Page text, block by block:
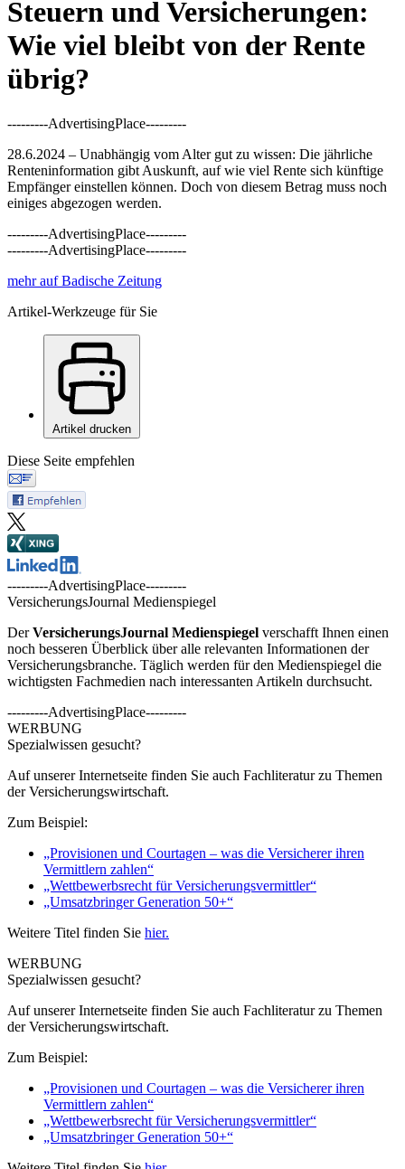
Steuern und Versicherungen:
Wie viel bleibt von der Rente
übrig?
---------AdvertisingPlace---------
28.6.2024 – Unabhängig vom Alter gut zu wissen: Die jährliche
Renteninformation gibt Auskunft, auf wie viel Rente sich künftige
Empfänger einstellen können. Doch von diesem Betrag muss noch
einiges abgezogen werden.
---------AdvertisingPlace---------
---------AdvertisingPlace---------
mehr auf Badische Zeitung
Artikel-Werkzeuge für Sie
Artikel drucken
Diese Seite empfehlen
---------AdvertisingPlace---------
VersicherungsJournal Medienspiegel
DerVersicherungsJournal Medienspiegel verschafft Ihnen einen
noch besseren Überblick über alle relevanten Informationen der
Versicherungsbranche. Täglich werden für den Medienspiegel die
wichtigsten Fachmedien nach interessanten Artikeln durchsucht.
---------AdvertisingPlace---------
WERBUNG
Spezialwissen gesucht?
Auf unserer Internetseite finden Sie auch Fachliteratur zu Themen
der Versicherungswirtschaft.
Zum Beispiel:
„Provisionen und Courtagen – was die Versicherer ihren
Vermittlern zahlen“
„Wettbewerbsrecht für Versicherungsvermittler“
„Umsatzbringer Generation 50+“
Weitere Titel finden Sie hier.
WERBUNG
Spezialwissen gesucht?
Auf unserer Internetseite finden Sie auch Fachliteratur zu Themen
der Versicherungswirtschaft.
Zum Beispiel:
„Provisionen und Courtagen – was die Versicherer ihren
Vermittlern zahlen“
„Wettbewerbsrecht für Versicherungsvermittler“
„Umsatzbringer Generation 50+“